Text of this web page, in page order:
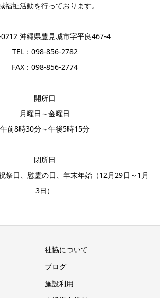
福祉活動を行っております。
沖縄県豊見城市字平良467-4
TEL：098-856-2782
FAX：098-856-2774
開所日
月曜日～金曜日
午前8時30分～午後5時15分
閉所日
祭日、慰霊の日、年末年始（12月29日～1月
3日）
社協について
ブログ
施設利用